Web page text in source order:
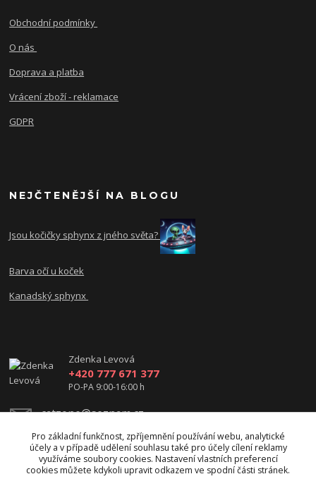
Obchodní podmínky
O nás
Doprava a platba
Vrácení zboží - reklamace
GDPR
NEJČTENĚJŠÍ NA BLOGU
Jsou kočičky sphynx z jného světa?
Barva očí u koček
Kanadský sphynx
Zdenka Levová
+420 777 671 377
PO-PA 9:00-16:00 h
catzone@seznam.cz
Pro základní funkčnost, zpříjemnění používání webu, analytické
účely a v případě udělení souhlasu také pro účely cílení reklamy
využíváme soubory cookies. Nastavení vlastních preferencí
cookies můžete kdykoli upravit odkazem ve spodní části stránek.